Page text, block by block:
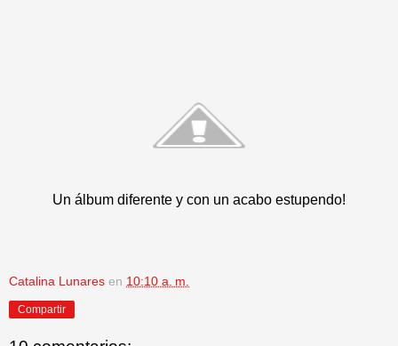
Un álbum diferente y con un acabo estupendo!
Catalina Lunares en 10:10 a. m.
Compartir